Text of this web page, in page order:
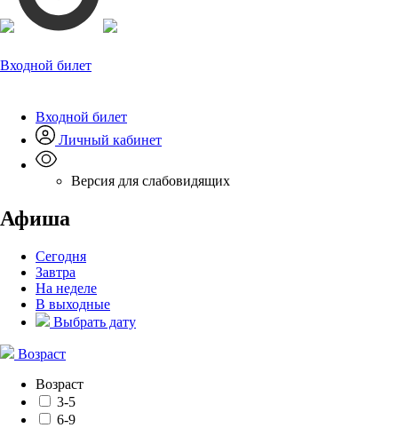
Входной билет
Входной билет
Личный кабинет
Версия для слабовидящих
Афиша
Сегодня
Завтра
На неделе
В выходные
Выбрать дату
Возраст
Возраст
3-5
6-9